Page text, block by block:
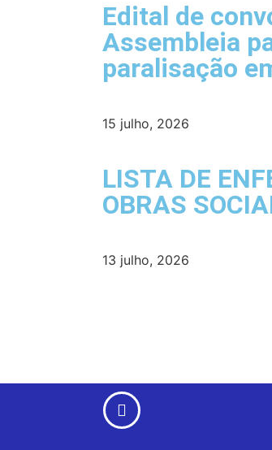
Edital de
Assembleia
paralisação
15 julho, 2026
LISTA DE
OBRAS
13 julho, 2026